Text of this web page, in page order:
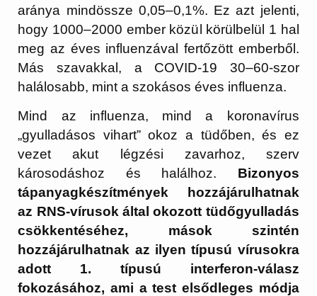
aránya mindössze 0,05–0,1%. Ez azt jelenti,
hogy 1000–2000 ember közül körülbelül 1 hal
meg az éves influenzával fertőzött emberből.
Más szavakkal, a COVID-19 30–60-szor
halálosabb, mint a szokásos éves influenza.
Mind az influenza, mind a koronavírus
„gyulladásos vihart” okoz a tüdőben, és ez
vezet akut légzési zavarhoz, szerv
károsodáshoz és halálhoz. Bizonyos
tápanyagkészítmények hozzájárulhatnak
az RNS-vírusok által okozott tüdőgyulladás
csökkentéséhez, mások szintén
hozzájárulhatnak az ilyen típusú vírusokra
adott 1. típusú interferon-válasz
fokozásához, ami a test elsődleges módja